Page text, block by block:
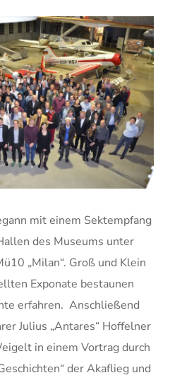
mit einem Sektempfang
des Museums unter
„Milan“. Groß und Klein
Exponate bestaunen
erfahren. Anschließend
Julius „Antares“ Hoffelner
in einem Vortrag durch
der Akaflieg und